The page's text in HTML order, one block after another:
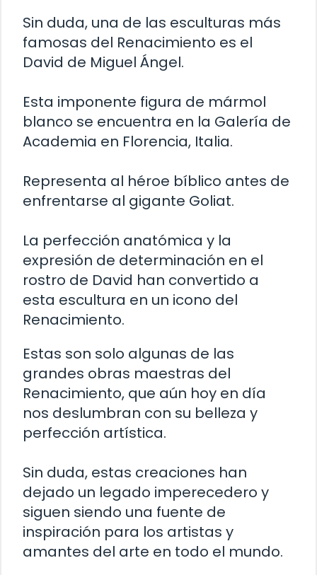
Sin duda, una de las esculturas más
famosas del Renacimiento es el
David de Miguel Ángel.
Esta imponente figura de mármol
blanco se encuentra en la Galería de
Academia en Florencia, Italia.
Representa al héroe bíblico antes de
enfrentarse al gigante Goliat.
La perfección anatómica y la
expresión de determinación en el
rostro de David han convertido a
esta escultura en un icono del
Renacimiento.
Estas son solo algunas de las
grandes obras maestras del
Renacimiento, que aún hoy en día
nos deslumbran con su belleza y
perfección artística.
Sin duda, estas creaciones han
dejado un legado imperecedero y
siguen siendo una fuente de
inspiración para los artistas y
amantes del arte en todo el mundo.